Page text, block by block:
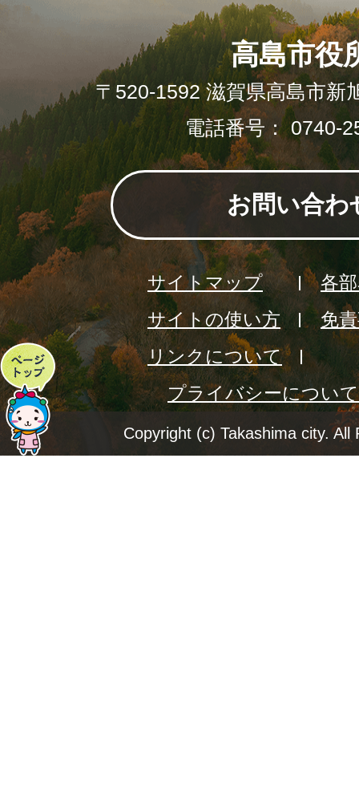
ペ
ー
ジ
高島市役
〒520-1592 滋賀県高島市新
電話番号： 0740-
お問い合わ
サイトマップ
各
サイトの使い方
免
リンクについて
プライバシーについて
Copyright (c) Takashima city. All